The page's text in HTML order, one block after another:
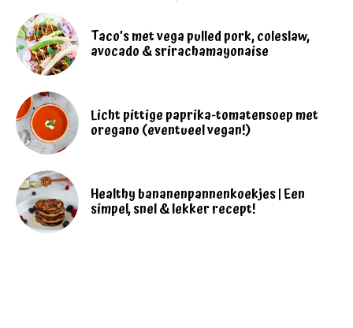
Taco’s met vega pulled pork, coleslaw,
avocado & srirachamayonaise
Licht pittige paprika-tomatensoep met
oregano (eventueel vegan!)
Healthy bananenpannenkoekjes | Een
simpel, snel & lekker recept!